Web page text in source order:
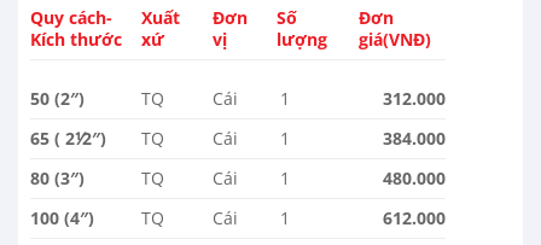
Quy cách-
Kích thước
Xuất
xứ
Đơn
vị
Số
lượng
Đơn
giá(VNĐ)
50 (2″) TQ Cái 1
312.000
65 ( 2⅟2″)
TQ Cái 1
384.000
80 (3″)
TQ Cái 1
480.000
100 (4″)
TQ Cái 1
612.000